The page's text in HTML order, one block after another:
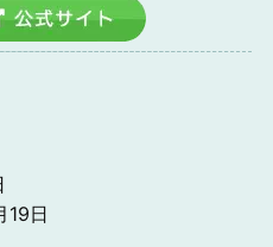
19日